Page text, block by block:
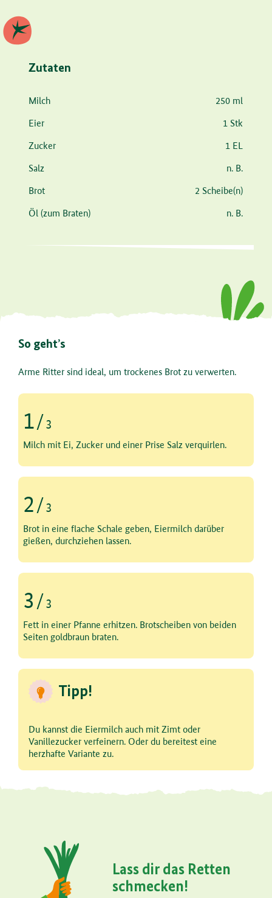
Zutaten
Zutat
Milch 250 ml
Eier 1 Stk
Zucker 1 EL
Salz n. B.
Brot 2 Scheibe(n)
Öl (zum Braten) n. B.
So geht’s
Arme Ritter sind ideal, um trockenes Brot zu verwerten.
1/3
Schritt 1 von 3
Milch mit Ei, Zucker und einer Prise Salz verquirlen.
2 / 3
Schritt 2 von 3
Brot in eine flache Schale geben, Eiermilch darüber
gießen, durchziehen lassen.
3 / 3
Schritt 3 von 3
Fett in einer Pfanne erhitzen. Brotscheiben von beiden
Seiten goldbraun braten.
Tipp!
Du kannst die Eiermilch auch mit Zimt oder
Vanillezucker verfeinern. Oder du bereitest eine
herzhafte Variante zu.
Lass dir das Retten
schmecken!